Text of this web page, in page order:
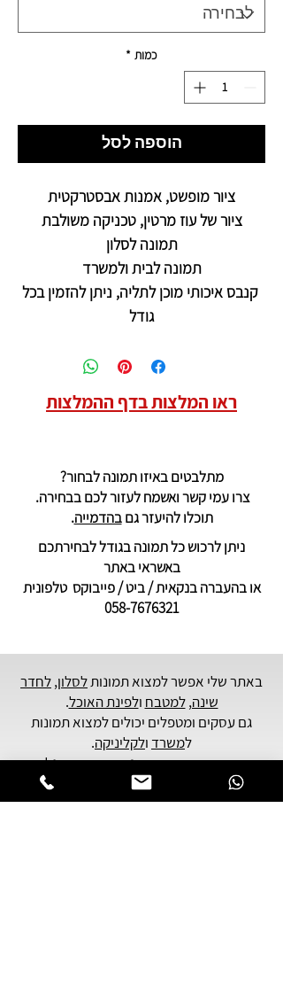
כמות *
הוספה לסל
ציור מופשט, אמנות אבסטרקטית
ציור של עוז מרטין, טכניקה משולבת
תמונה לסלון
תמונה לבית ולמשרד
קנבס איכותי מוכן לתליה, ניתן להזמין בכל
גודל
ראו המלצות בדף ההמלצות
מתלבטים באיזו תמונה לבחור?
צרו עמי קשר ואשמח לעזור לכם בבחירה.
תוכלו להיעזר גםבהדמייה.
ניתן לרכוש כל תמונה בגודל לבחירתכם
באשראי באתר
או בהעברה בנקאית / ביט / פייבוקס טלפונית
058-7676321
באתר שלי אפשר למצוא תמונותלסלון,לחדר
שינה, למטבח ולפינת האוכל.
גם עסקים ומטפלים יכולים למצוא תמונות
למשרד ולקליניקה.
הציורים הם ציורים רוחניים - המהווים גלריה
אמנות יהודית
בהשראה של אמנות קבלית ומדיטציה קבלית.